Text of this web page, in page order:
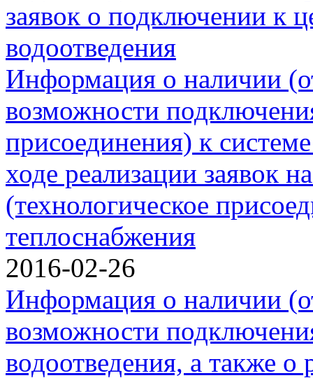
заявок о подключении к
водоотведения
Информация о наличии
возможности
присоединения) к
ходе реализации заявок
(технологическое
теплоснабжения
2016-02-26
Информация о наличии
возможности
водоотведения, а также о